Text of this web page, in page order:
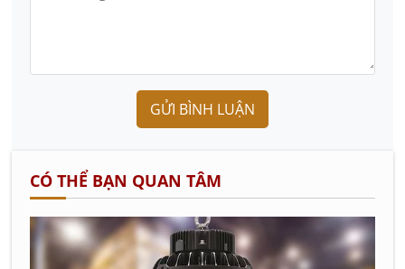
GỬI BÌNH LUẬN
CÓ THỂ BẠN QUAN TÂM